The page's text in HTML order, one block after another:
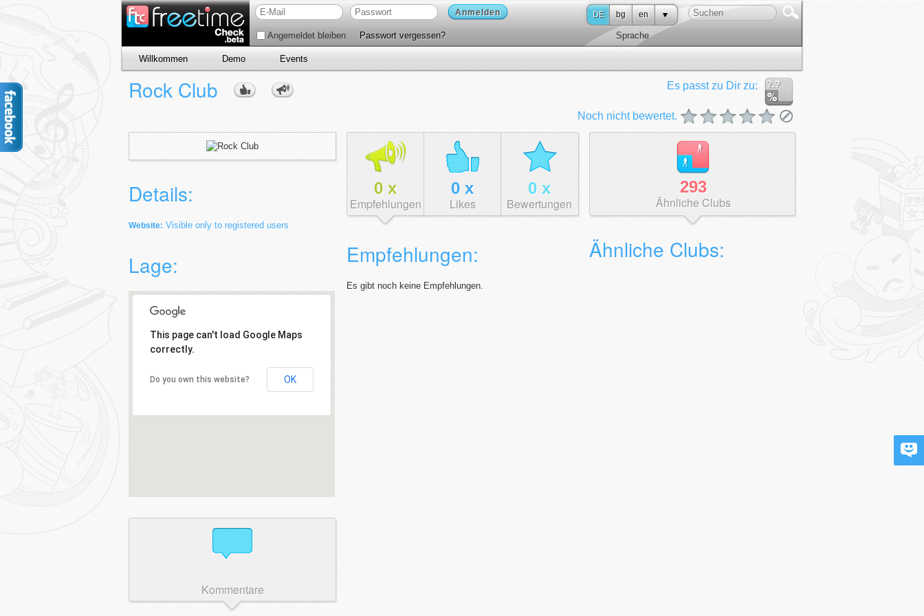
Anmelden
Angemeldet bleiben Passwort vergessen?
DE bg en
Sprache
Willkommen Demo Events
?.?
Es passt zu Dir zu:
Noch nicht bewertet.
Rock Club
Details:
Website: Visible only to registered users
Lage:
This page can't load Google Maps
correctly.
Do you own this website? OK
Kommentare
0 x
Empfehlungen
0 x
Likes
0 x
Bewertungen
Empfehlungen:
Es gibt noch keine Empfehlungen.
293
Ähnliche Clubs
Ähnliche Clubs: